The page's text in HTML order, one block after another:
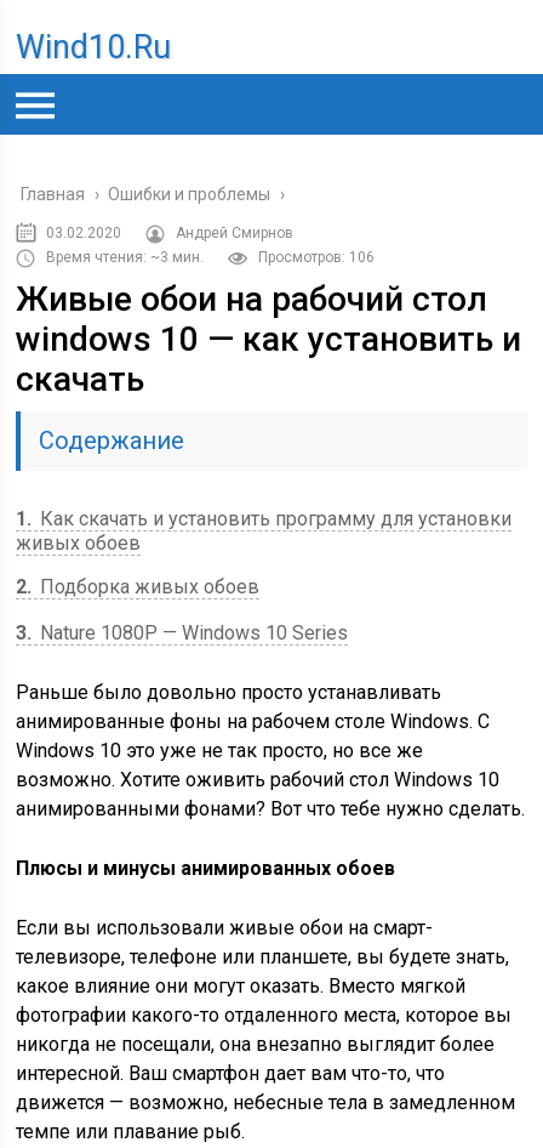
Wind10.ru
Главная › Ошибки и проблемы ›
03.02.2020
Андрей Смирнов
Время чтения: ~3 мин.
Просмотров: 106
Живые обои на рабочий стол
windows 10 — как установить и
скачать
Содержание
1
Как скачать и установить программу для установки
живых обоев
2
Подборка живых обоев
3
Nature 1080P — Windows 10 Series
Раньше было довольно просто устанавливать
анимированные фоны на рабочем столе Windows. С
Windows 10 это уже не так просто, но все же
возможно. Хотите оживить рабочий стол Windows 10
анимированными фонами? Вот что тебе нужно сделать.
Плюсы и минусы анимированных обоев
Если вы использовали живые обои на смарт-
телевизоре, телефоне или планшете, вы будете знать,
какое влияние они могут оказать. Вместо мягкой
фотографии какого-то отдаленного места, которое вы
никогда не посещали, она внезапно выглядит более
интересной. Ваш смартфон дает вам что-то, что
движется — возможно, небесные тела в замедленном
темпе или плавание рыб.